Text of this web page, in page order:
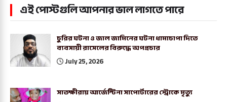
এই পোস্টগুলি আপনার ভাল লাগতে পারে
চুরির ঘটনা ও জাল জামিনের ঘটনা ধামাচাপা দিতে
ব্যবসায়ী রাসেলের বিরুদ্ধে অপপ্রচার
July 25, 2026
সাতক্ষীরায় আর্জেন্টিনা সাপোর্টারের স্ট্রোকে মৃত্যু